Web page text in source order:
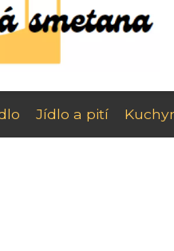
Jídlo a pití